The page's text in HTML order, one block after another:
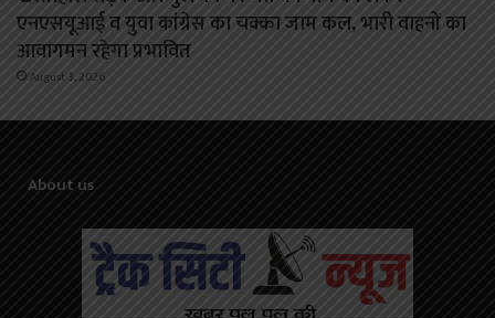
एनएसयूआई व युवा कांग्रेस का चक्का जाम कल, भारी वाहनों का
आवागमन रहेगा प्रभावित
August 3, 2026
About us